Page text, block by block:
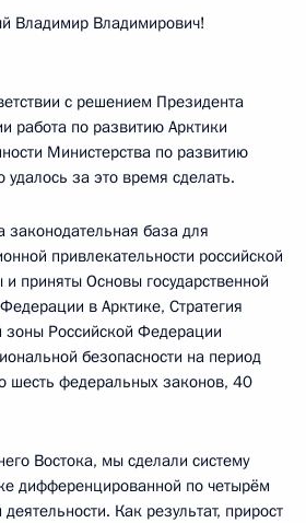
Владимир Владимирович!
с решением Президента
работа по развитию Арктики
Министерства по развитию
удалось за это время сделать.
законодательная база для
привлекательности российской
приняты Основы государственной
в Арктике, Стратегия
зоны Российской Федерации
безопасности на период
шесть федеральных законов, 40
Востока, мы сделали систему
дифференцированной по четырём
Как результат, прирост